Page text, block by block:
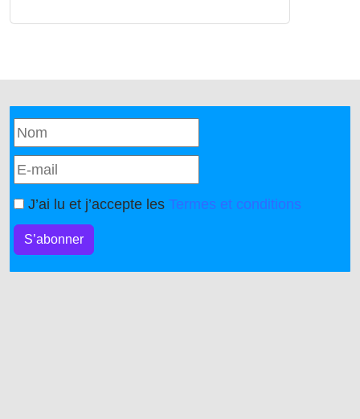
J’ai lu et j’accepte les Termes et conditions
S’abonner